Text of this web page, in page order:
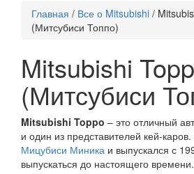
Главная / Все о Mitsubishi /
(Митсубиси Топпо)
Mitsubishi
(Митсубиси
Mitsubishi Toppo – это отличный
и один из представителей кей-
Мицубиси Миника и выпускался с
выпускаться до настоящего времени.